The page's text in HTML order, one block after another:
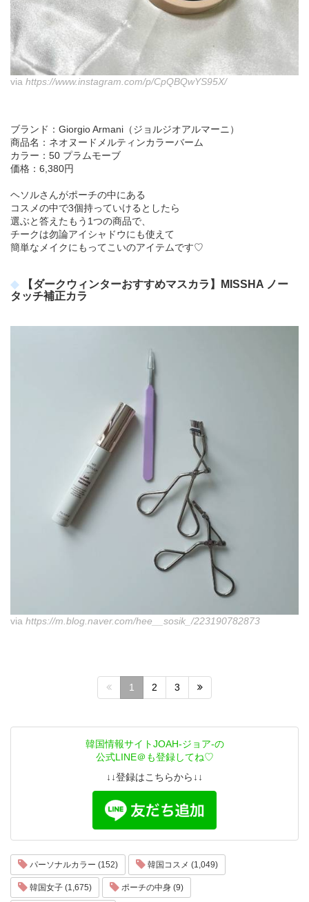
via https://www.instagram.com/p/CpQBQwYS95X/
ブランド：Giorgio Armani（ジョルジオアルマーニ）
商品名：ネオヌードメルティンカラーバーム
カラー：50 プラムモーブ
価格：6,380円
ヘソルさんがポーチの中にある
コスメの中で3個持っていけるとしたら
選ぶと答えたもう1つの商品で、
チークは勿論アイシャドウにも使えて
簡単なメイクにもってこいのアイテムです♡
【ダークウィンターおすすめマスカラ】MISSHA ノー
タッチ補正カラ
via https://m.blog.naver.com/hee__sosik_/223190782873
1 2 3
韓国情報サイトJOAH-ジョア-の
公式LINE＠も登録してね♡
↓↓登録はこちらから↓↓
パーソナルカラー (152) 韓国コスメ (1,049)
韓国女子 (1,675) ポーチの中身 (9)